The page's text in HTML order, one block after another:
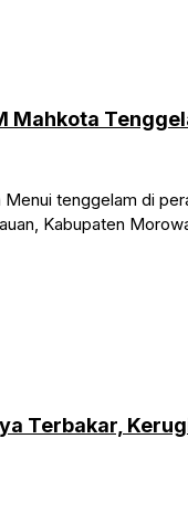
Mahkota
tenggelam di
Kabupaten
Terbakar,